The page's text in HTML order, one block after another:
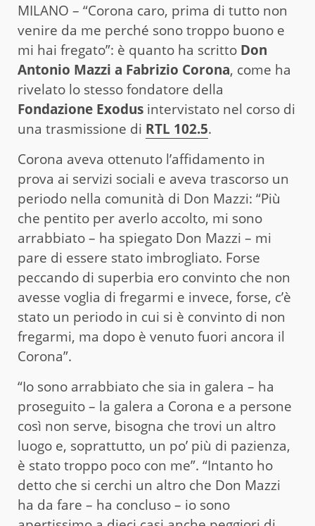
MILANO – “Corona caro, prima di tutto non
venire da me perché sono troppo buono e
mi hai fregato”: è quanto ha scritto Don
Antonio Mazzi a Fabrizio Corona, come ha
rivelato lo stesso fondatore della
Fondazione Exodus intervistato nel corso di
una trasmissione di RTL 102.5.
Corona aveva ottenuto l’affidamento in
prova ai servizi sociali e aveva trascorso un
periodo nella comunità di Don Mazzi: “Più
che pentito per averlo accolto, mi sono
arrabbiato – ha spiegato Don Mazzi – mi
pare di essere stato imbrogliato. Forse
peccando di superbia ero convinto che non
avesse voglia di fregarmi e invece, forse, c’è
stato un periodo in cui si è convinto di non
fregarmi, ma dopo è venuto fuori ancora il
Corona”.
“Io sono arrabbiato che sia in galera – ha
proseguito – la galera a Corona e a persone
così non serve, bisogna che trovi un altro
luogo e, soprattutto, un po’ più di pazienza,
è stato troppo poco con me”. “Intanto ho
detto che si cerchi un altro che Don Mazzi
ha da fare – ha concluso – io sono